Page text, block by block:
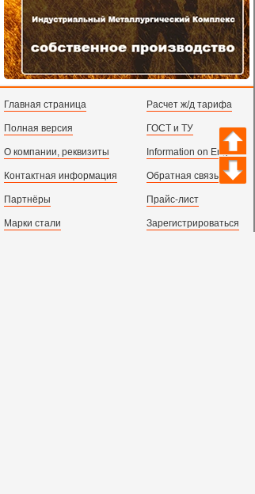
Главная страница
Полная версия
О компании, реквизиты
Контактная информация
Партнёры
Марки стали
Расчет ж/д тарифа
ГОСТ и ТУ
Information on English
Обратная связь
Прайс-лист
Зарегистрироваться